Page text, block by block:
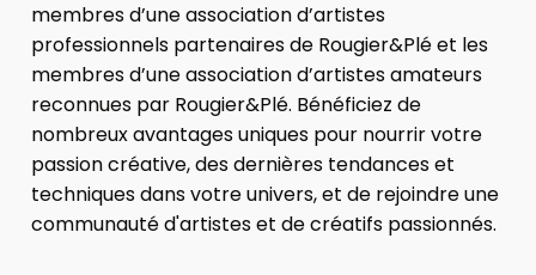
membres d’une association d’artistes
professionnels partenaires de Rougier&Plé et les
membres d’une association d’artistes amateurs
reconnues par Rougier&Plé. Bénéficiez de
nombreux avantages uniques pour nourrir votre
passion créative, des dernières tendances et
techniques dans votre univers, et de rejoindre une
communauté d'artistes et de créatifs passionnés.